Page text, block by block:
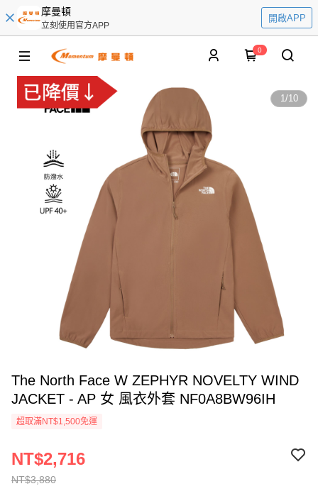
摩曼頓
立刻使用官方APP
開啟APP
0
1/10
The North Face W ZEPHYR NOVELTY WIND
JACKET - AP 女 風衣外套 NF0A8BW96IH
超取滿NT$1,500免運
NT$3,880
NT$2,716